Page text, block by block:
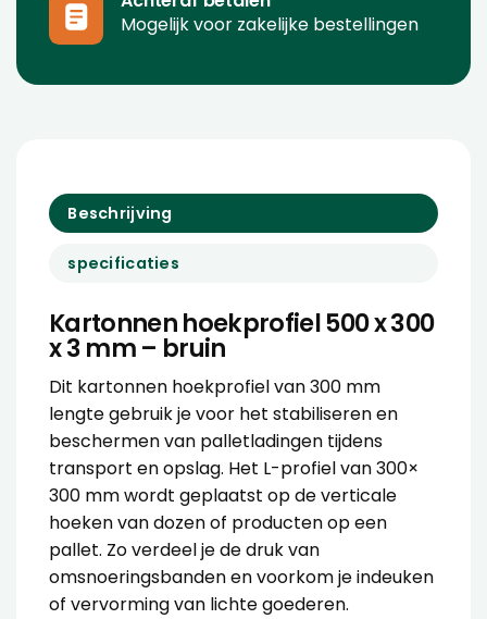
Mogelijk voor zakelijke bestellingen
Beschrijving
specificaties
Kartonnen hoekprofiel 500 x 300
x 3 mm – bruin
Dit kartonnen hoekprofiel van 300 mm
lengte gebruik je voor het stabiliseren en
beschermen van palletladingen tijdens
transport en opslag. Het L-profiel van 300×
300 mm wordt geplaatst op de verticale
hoeken van dozen of producten op een
pallet. Zo verdeel je de druk van
omsnoeringsbanden en voorkom je indeuken
of vervorming van lichte goederen.